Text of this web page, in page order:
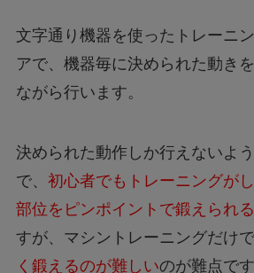
文字通り機器を使ったトレーニ
アで、機器毎に決められた動き
ながら行います。
決められた動作しか行えないよ
で、 初心者でもトレーニングが
部位をピンポイントで鍛えられ
すが、マシントレーニングだけ
く鍛えるのが難しいのが難点です